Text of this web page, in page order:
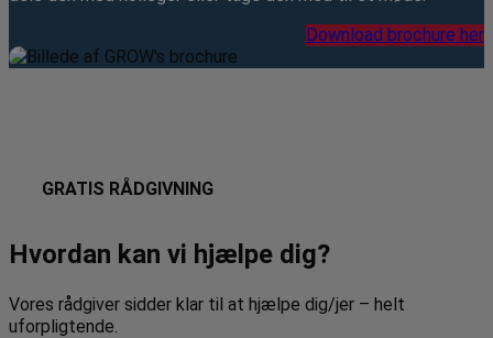
Download brochure her
GRATIS RÅDGIVNING
Hvordan kan vi hjælpe dig?
Vores rådgiver sidder klar til at hjælpe dig/jer – helt
uforpligtende.